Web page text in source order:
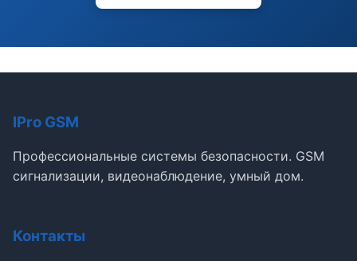
IPro GSM
Профессиональные системы безопасности. GSM
сигнализации, видеонаблюдение, умный дом.
Контакты